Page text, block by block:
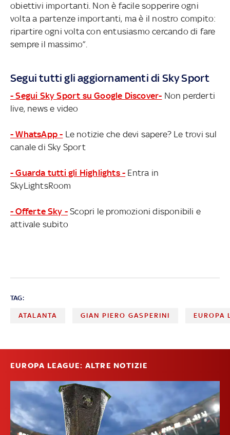
obiettivi importanti. Non è facile sopperire ogni
volta a partenze importanti, ma è il nostro compito:
ripartire ogni volta con entusiasmo cercando di fare
sempre il massimo”.
Segui tutti gli aggiornamenti di Sky Sport
- Segui Sky Sport su Google Discover- Non perderti
live, news e video
- WhatsApp - Le notizie che devi sapere? Le trovi sul
canale di Sky Sport
- Guarda tutti gli Highlights - Entra in
SkyLightsRoom
- Offerte Sky - Scopri le promozioni disponibili e
attivale subito
TAG:
ATALANTA GIAN PIERO GASPERINI EUROPA
EUROPA LEAGUE: ALTRE NOTIZIE